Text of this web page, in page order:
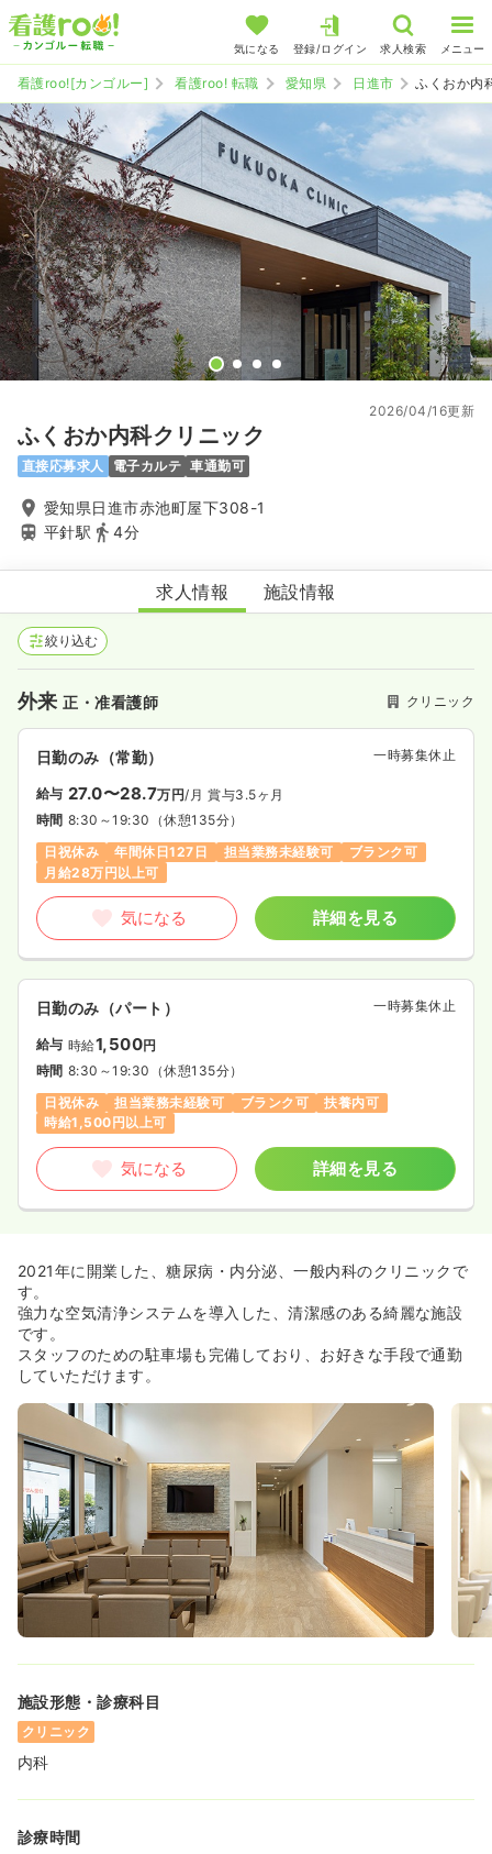
気になる 登録/ログイン 求人検索 メニュー
看護roo![カンゴルー] 看護roo! 転職 愛知県 日進市 ふくおか内
ふくおか内科クリニック
2026/04/16更新
直接応募求人 電子カルテ 車通勤可
愛知県日進市赤池町屋下308-1
平針駅
4分
ふくおか内科クリニック
求人情報 施設情報
絞り込む
外来正・准看護師 クリニック
日勤のみ（常勤） 一時募集休止
給与 27.0〜28.7万円/月 賞与3.5ヶ月
時間 8:30～19:30 （休憩135分）
日祝休み
年間休日127日 担当業務未経験可
ブランク可
月給28万円以上可
気になる 詳細を見る
日勤のみ（パート） 一時募集休止
給与 時給1,500円
時間 8:30～19:30 （休憩135分）
日祝休み
担当業務未経験可 ブランク可
扶養内可
時給1,500円以上可
気になる 詳細を見る
2021年に開業した、糖尿病・内分泌、一般内科のクリニックで
す。
強力な空気清浄システムを導入した、清潔感のある綺麗な施設
です。
スタッフのための駐車場も完備しており、お好きな手段で通勤
していただけます。
施設形態・診療科目
クリニック
内科
診療時間